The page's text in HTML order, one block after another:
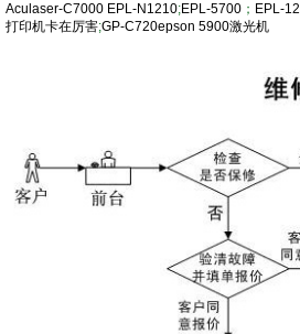
Aculaser-C7000 EPL-N1210;EPL-5700 ； EPL-
打印机卡在厉害;GP-C720epson 5900激光机